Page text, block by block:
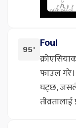
95'
Foul
फाउल गरे।
घट्छ,
तीव्रतालाई